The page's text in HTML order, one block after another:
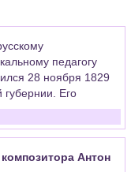
педагогу
28 ноября 1829
губернии. Его
для нас – легенда.
музыкой.
студентов,
в такой
Антон